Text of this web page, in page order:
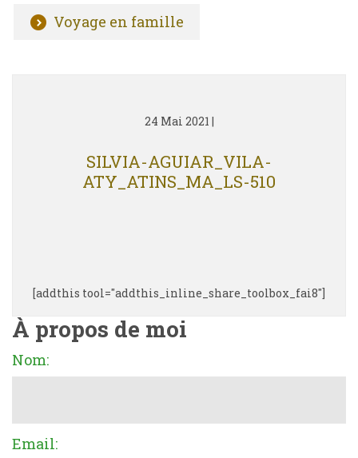
Voyage en famille
24 Mai 2021 |
SILVIA-AGUIAR_VILA-
ATY_ATINS_MA_LS-510
[addthis tool="addthis_inline_share_toolbox_fai8"]
À propos de moi
Nom:
Email: